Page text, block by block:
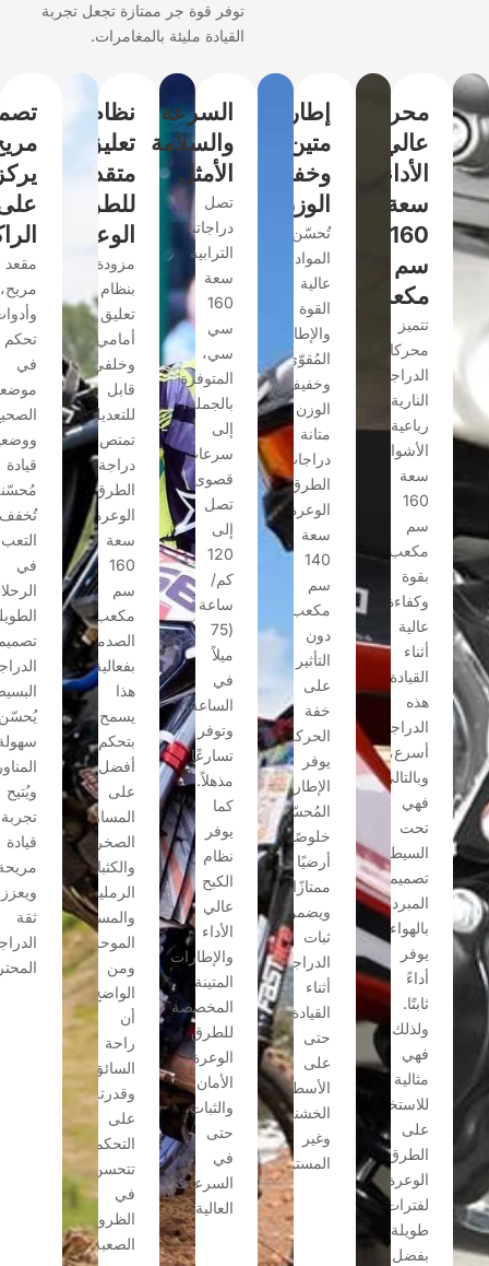
توفر قوة جر ممتازة تجعل تجربة
القيادة مليئة بالمغامرات.
محرك
عالي
الأداء
سعة
160
مكعب
محركات
الدراجات
رباعية
الأشواط
مكعب
بقوة
وكفاءة
عالية
أثناء
القيادة.
هذه
الدراجة
أسرع،
وبالتالي
فهي
تحت
السيطرة.
تصميمها
المبرد
بالهواء
يوفر
أداءً
ولذلك،
للاستخدام
على
الطرق
الوعرة
لفترات
طويلة
بفضل
متين
وخفيف
الوزن
والإطار
المُقوّى
وخفيف
متانة
دراجات
140
سم
مكعب
دون
على
الحركة.
يوفر
الإطار
المُحسّن
أرضيًا
ممتازًا
ويضمن
ثبات
الدراجة
أثناء
على
الأسطح
الخشنة
المستوية.
نظام
تعليق
متقدم
للطرق
الوعرة
مزودة
بنظام
تعليق
أمامي
وخلفي
قابل
للتعديل،
تمتص
دراجة
الطرق
الوعرة
سعة
160
سم
مكعب
الصدمات
بفعالية.
هذا
يسمح
بتحكم
أفضل
على
المسارات
الصخرية
والكثبان
الرملية
والمسارات
الموحلة.
ومن
الواضح
أن
راحة
السائق
وقدرته
على
التحكم
تتحسن
في
الظروف
الصعبة.
السرعة
والسلامة
الأمثل
دراجاتنا
الترابية
المتوفرة
بالجملة،
إلى
سرعات
قصوى
تصل
إلى
(75
الساعة)،
وتوفر
تسارعًا
مذهلاً.
كما
يوفر
نظام
الكبح
عالي
الأداء
والإطارات
المتينة
المخصصة
للطرق
الوعرة
الأمان
والثبات،
حتى
في
السرعات
العالية.
تصميم
مريح
يركز
الراكب
وأدوات
تحكم
في
موضعها
الصحيح،
ووضعية
مُحسّنة
تُخفف
التعب
في
الرحلات
الطويلة.
تصميم
الدراجة
البسيط
يُحسّن
سهولة
المناورة،
ويُتيح
قيادة
مريحة،
ويعزز
ثقة
الدراجين
المحترفين.